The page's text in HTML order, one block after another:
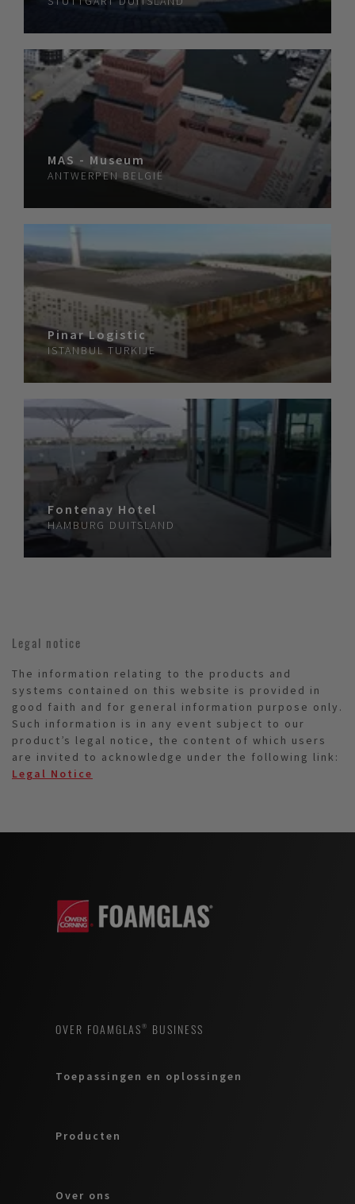
MAS - Museum
ANTWERPEN BELGIË
Pinar Logistic
ISTANBUL TURKIJE
Fontenay Hotel
HAMBURG DUITSLAND
Legal notice
The information relating to the products and
systems contained on this website is provided in
good faith and for general information purpose only.
Such information is in any event subject to our
product’s legal notice, the content of which users
are invited to acknowledge under the following link:
Legal Notice
OVER FOAMGLAS® BUSINESS
Toepassingen en oplossingen
Producten
Over ons